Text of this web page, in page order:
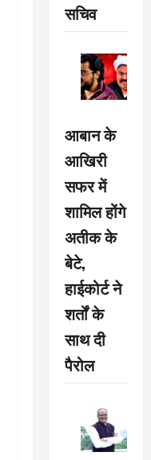
सचिव
आबान के
आखिरी
सफर में
शामिल होंगे
अतीक के
बेटे,
हाईकोर्ट ने
शर्तों के
साथ दी
पैरोल